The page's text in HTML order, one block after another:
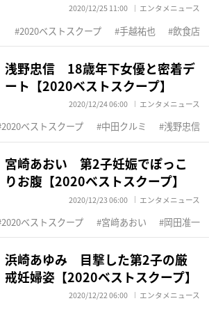
2020/12/25 11:00 エンタメニュース
2020ベストスクープ 手越祐也 飲食店
浅野忠信 18歳年下女優と密着デ
ート【2020ベストスクープ】
2020/12/24 06:00 エンタメニュース
2020ベストスクープ 中田クルミ 浅野忠信
宮崎あおい 第2子妊娠でぽっこ
りお腹【2020ベストスクープ】
2020/12/23 06:00 エンタメニュース
2020ベストスクープ 宮﨑あおい 岡田准一
浜崎あゆみ 目撃した第2子の厳
戒妊婦姿【2020ベストスクープ】
2020/12/22 06:00 エンタメニュース